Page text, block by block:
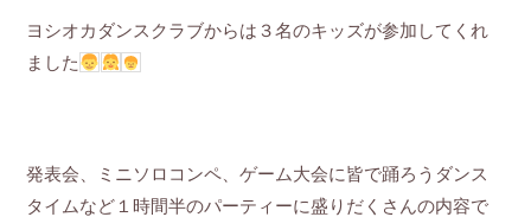
ヨシオカダンスクラブからは３名のキッズが参加してくれ
ました
発表会、ミニソロコンペ、ゲーム大会に皆で踊ろうダンス
タイムなど１時間半のパーティーに盛りだくさんの内容で